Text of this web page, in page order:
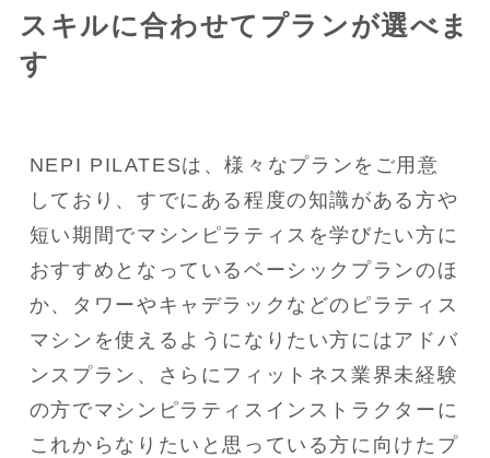
スキルに合わせてプランが選べま
す
NEPI PILATESは、様々なプランをご用意
しており、すでにある程度の知識がある方や
短い期間でマシンピラティスを学びたい方に
おすすめとなっているベーシックプランのほ
か、タワーやキャデラックなどのピラティス
マシンを使えるようになりたい方にはアドバ
ンスプラン、さらにフィットネス業界未経験
の方でマシンピラティスインストラクターに
これからなりたいと思っている方に向けたプ